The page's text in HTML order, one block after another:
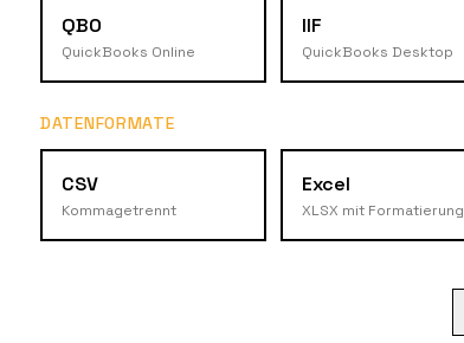
QBO
QuickBooks Online
IIF
QuickBooks Desktop
DATENFORMATE
CSV
Kommagetrennt
Excel
XLSX mit Formatierung